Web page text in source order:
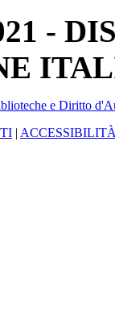
-
e Diritto
|